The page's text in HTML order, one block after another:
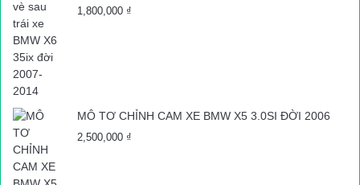
1,800,000 ₫
MÔ TƠ CHỈNH CAM XE BMW X5 3.0SI ĐỜI 2006
2,500,000 ₫